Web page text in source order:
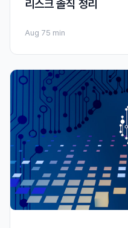
리스크 솔직 정리
Aug 75 min